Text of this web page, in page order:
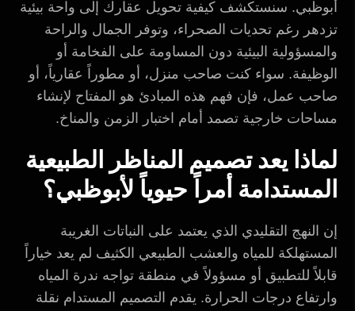
أبوظبي. سنستكشف كيفية تحويل عقارك إلى واحة بيئية
تزدهر رغم تحديات الصحراء، وتوفر الجمال والراحة
والمسؤولية البيئية دون المساومة على الفخامة أو
الوظيفة. سواء كنت صاحب منزل، أو مطوراً عقارياً، أو
صاحب عمل، فإن فهم هذه المبادئ هو المفتاح لإنشاء
مساحات خارجية تصمد أمام اختبار الزمن والمناخ.
لماذا يعد تصميم المناظر الطبيعية
المستدامة أمراً حيوياً لأبوظبي؟
إن النهج التقليدي الذي يعتمد على النباتات الغريبة
المستهلكة للمياه والعشب الطبيعي الكثيف لم يعد خياراً
قابلاً للتطبيق أو مسؤولاً في منطقة تواجه ندرة المياه
وارتفاع درجات الحرارة. يقدم التصميم المستدام نقلة